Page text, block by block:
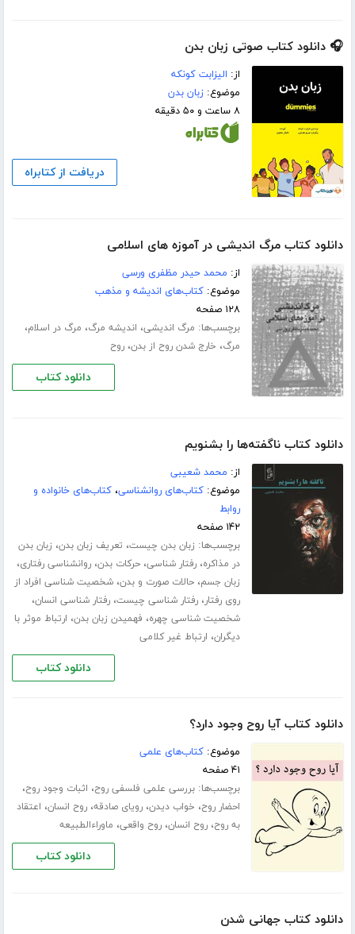
🎧 دانلود کتاب صوتی زبان بدن
از: الیزابت کونکه
موضوع:زبان بدن
۸ ساعت و ۵۰ دقیقه
دریافت از کتابراه
دانلود کتاب مرگ اندیشی در آموزه های اسلامی
از: محمد حیدر مظفری ورسی
موضوع:کتاب‌های اندیشه و مذهب
۱۲۸ صفحه
برچسب‌ها: مرگ اندیشی، اندیشه مرگ، مرگ در اسلام،
مرگ، خارج شدن روح از بدن،روح
دانلود کتاب
دانلود کتاب ناگفته‌ها را بشنویم
از: محمد شعیبی
موضوع:کتاب‌های روانشناسی،کتاب‌های خانواده و
روابط
۱۴۲ صفحه
برچسب‌ها: زبان بدن چیست، تعریف زبان بدن، زبان بدن
در مذاکره،رفتار شناسی،حرکات بدن،روانشناسی رفتاری،
زبان جسم،حالات صورت و بدن،شخصیت شناسی افراد از
روی رفتار،رفتار شناسی چیست،رفتار شناسی انسان،
شخصیت شناسی چهره، فهمیدن زبان بدن، ارتباط موثر با
دیگران، ارتباط غیر کلامی
دانلود کتاب
دانلود کتاب آیا روح وجود دارد؟
موضوع:کتاب‌های علمی
۴۱ صفحه
برچسب‌ها:بررسی علمی فلسفی روح، اثبات وجود روح،
احضار روح، خواب دیدن،رویای صادقه،روح انسان، اعتقاد
به روح،روح انسان،روح واقعی، ماوراءالطبیعه
دانلود کتاب
دانلود کتاب جهانی شدن